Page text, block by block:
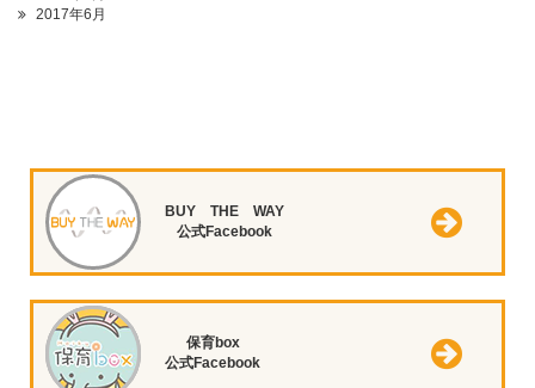
2017年6月
BUY THE WAY
公式Facebook
保育box
公式Facebook